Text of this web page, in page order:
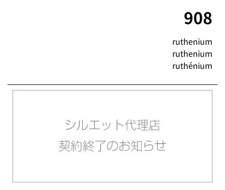
908
ruthenium
ruthenium
ruthénium